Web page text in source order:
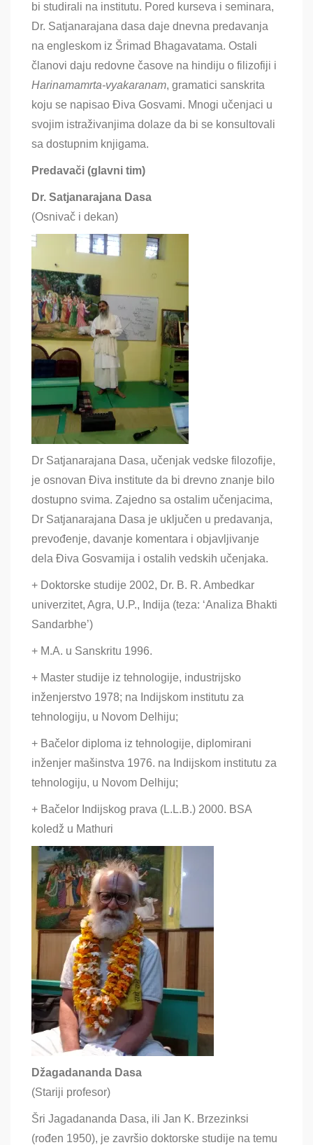
bi studirali na institutu. Pored kurseva i seminara,
Dr. Satjanarajana dasa daje dnevna predavanja
na engleskom iz Šrimad Bhagavatama. Ostali
članovi daju redovne časove na hindiju o filizofiji i
Harinamamrta-vyakaranam, gramatici sanskrita
koju se napisao Điva Gosvami. Mnogi učenjaci u
svojim istraživanjima dolaze da bi se konsultovali
sa dostupnim knjigama.
Predavači (glavni tim)
Dr. Satjanarajana Dasa
(Osnivač i dekan)
Dr Satjanarajana Dasa, učenjak vedske filozofije,
je osnovan Điva institute da bi drevno znanje bilo
dostupno svima. Zajedno sa ostalim učenjacima,
Dr Satjanarajana Dasa je uključen u predavanja,
prevođenje, davanje komentara i objavljivanje
dela Điva Gosvamija i ostalih vedskih učenjaka.
+ Doktorske studije 2002, Dr. B. R. Ambedkar
univerzitet, Agra, U.P., Indija (teza: ‘Analiza Bhakti
Sandarbhe’)
+ M.A. u Sanskritu 1996.
+ Master studije iz tehnologije, industrijsko
inženjerstvo 1978; na Indijskom institutu za
tehnologiju, u Novom Delhiju;
+ Bačelor diploma iz tehnologije, diplomirani
inženjer mašinstva 1976. na Indijskom institutu za
tehnologiju, u Novom Delhiju;
+ Bačelor Indijskog prava (L.L.B.) 2000. BSA
koledž u Mathuri
Džagadananda Dasa
(Stariji profesor)
Šri Jagadananda Dasa, ili Jan K. Brzezinksi
(rođen 1950), je završio doktorske studije na temu